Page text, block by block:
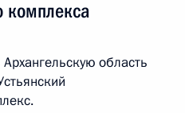
комплекса
область